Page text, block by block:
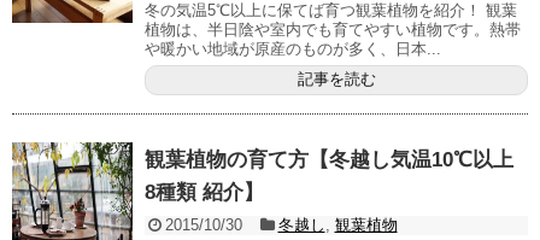
冬の気温5℃以上に保てば育つ観葉植物を紹介！ 観葉
植物は、半日陰や室内でも育てやすい植物です。熱帯
や暖かい地域が原産のものが多く、日本...
記事を読む
観葉植物の育て方【冬越し気温10℃以上
8種類 紹介】
2015/10/30 冬越し , 観葉植物